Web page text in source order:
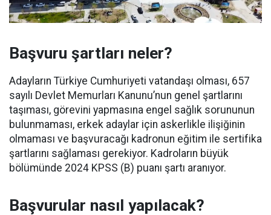
Başvuru şartları neler?
Adayların Türkiye Cumhuriyeti vatandaşı olması, 657
sayılı Devlet Memurları Kanunu’nun genel şartlarını
taşıması, görevini yapmasına engel sağlık sorununun
bulunmaması, erkek adaylar için askerlikle ilişiğinin
olmaması ve başvuracağı kadronun eğitim ile sertifika
şartlarını sağlaması gerekiyor. Kadroların büyük
bölümünde 2024 KPSS (B) puanı şartı aranıyor.
Başvurular nasıl yapılacak?